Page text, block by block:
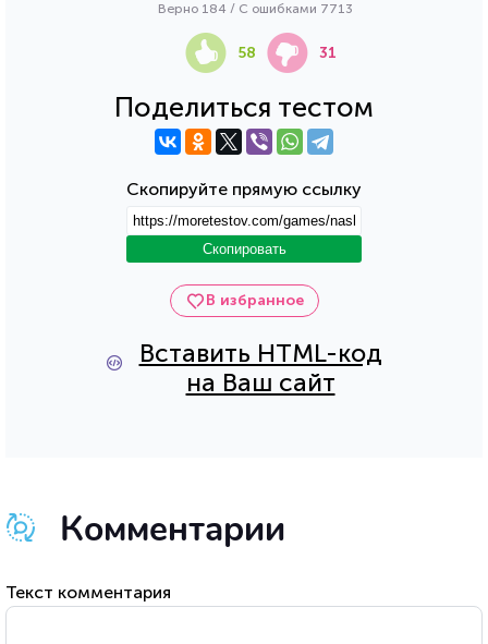
В избранное
Вставить HTML-код
на Ваш сайт
Поделиться тестом
Скопируйте прямую ссылку
Скопировать
Верно 184 / С ошибками 7713
58 31
Комментарии
Текст комментария